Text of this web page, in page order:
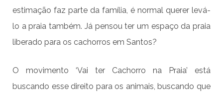
estimação faz parte da família, é normal querer levá-
lo a praia também. Já pensou ter um espaço da praia
liberado para os cachorros em Santos?
O movimento ‘Vai ter Cachorro na Praia’ está
buscando esse direito para os animais, buscando que